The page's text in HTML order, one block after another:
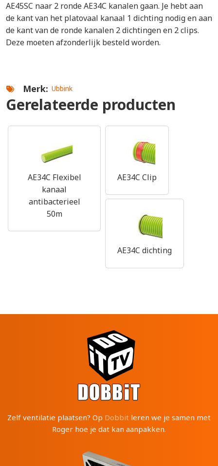
AE45SC naar 2 ronde AE34C kanalen gaan. Je hebt aan
de kant van het platovaal kanaal 1 dichting nodig en aan
de kant van de ronde kanalen 2 dichtingen en 2 clips.
Deze moeten afzonderlijk besteld worden.
Merk Ubbink
Gerelateerde producten
AE34C Flexibel
kanaal
antibacterieel
50m
AE34C Clip
AE34C dichting
Zelf ventilatie plaatsen? Op Dobbit leren we je samen met
Roger hoe je dat kan aanpakken.